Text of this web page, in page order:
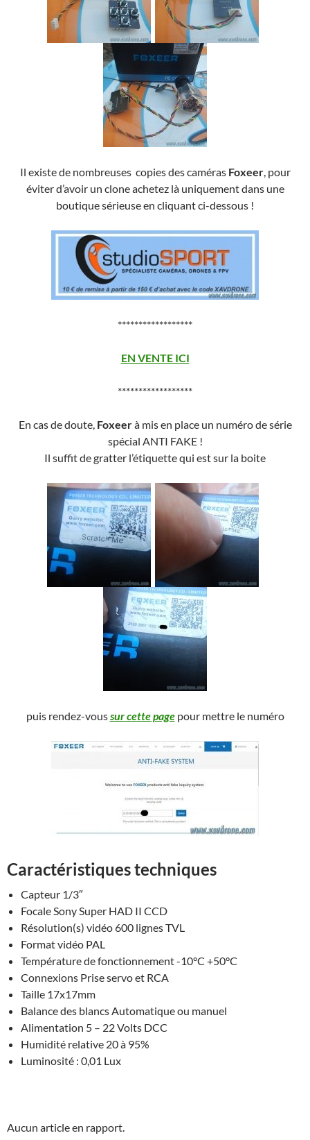
Il existe de nombreuses copies des caméras Foxeer, pour
éviter d’avoir un clone achetez là uniquement dans une
boutique sérieuse en cliquant ci-dessous !
******************
EN VENTE ICI
******************
En cas de doute, Foxeerà mis en place un numéro de série
spécial ANTI FAKE !
Il suffit de gratter l’étiquette qui est sur la boite
puis rendez-voussur cette pagepour mettre le numéro
Caractéristiques techniques
Capteur 1/3″
Focale Sony Super HAD II CCD
Résolution(s) vidéo 600 lignes TVL
Format vidéo PAL
Température de fonctionnement -10°C +50°C
Connexions Prise servo et RCA
Taille 17x17mm
Balance des blancs Automatique ou manuel
Alimentation 5 – 22 Volts DCC
Humidité relative 20 à 95%
Luminosité : 0,01 Lux
Aucun article en rapport.